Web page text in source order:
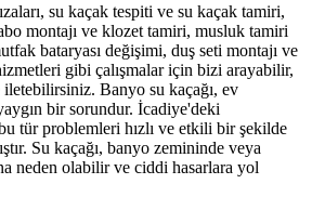
su kaçak tespiti ve su kaçak tamiri,
montajı ve klozet tamiri, musluk tamiri
bataryası değişimi, duş seti montajı ve
gibi çalışmalar için bizi arayabilir,
iletebilirsiniz. Banyo su kaçağı, ev
bir sorundur. İcadiye'deki
tür problemleri hızlı ve etkili bir şekilde
Su kaçağı, banyo zemininde veya
neden olabilir ve ciddi hasarlara yol